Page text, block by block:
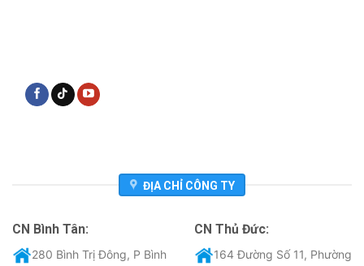
ĐỊA CHỈ CÔNG TY
CN Bình Tân:
280 Bình Trị Đông, P Bình
CN Thủ Đức:
164 Đường Số 11, Phường